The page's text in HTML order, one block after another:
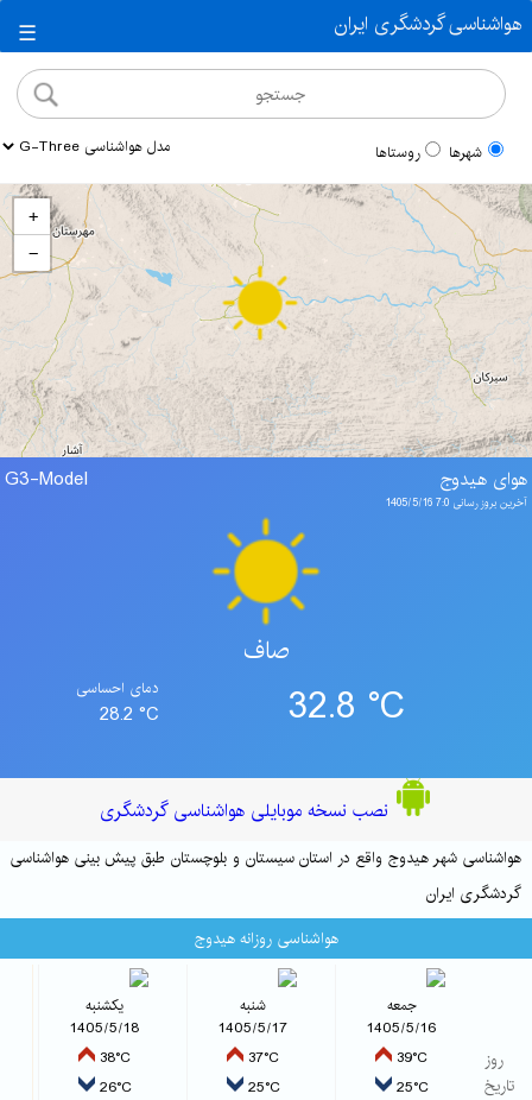
هواشناسی گردشگری ایران ☰
شهرها روستاها
+
−
هوای هیدوج G3-Model
آخرین بروز رسانی 7:0 1405/5/16
صاف
32.8 °C دمای احساسی
28.2 °C
نصب نسخه موبایلی هواشناسی گردشگری
هواشناسی شهر هیدوج واقع در استان سیستان و بلوچستان طبق پیش بینی هواشناسی
گردشگری ایران
هواشناسی روزانه هیدوج
روز
تاریخ
جمعه
1405/5/16
39°C
25°C
شنبه
1405/5/17
37°C
25°C
یکشنبه
1405/5/18
38°C
26°C